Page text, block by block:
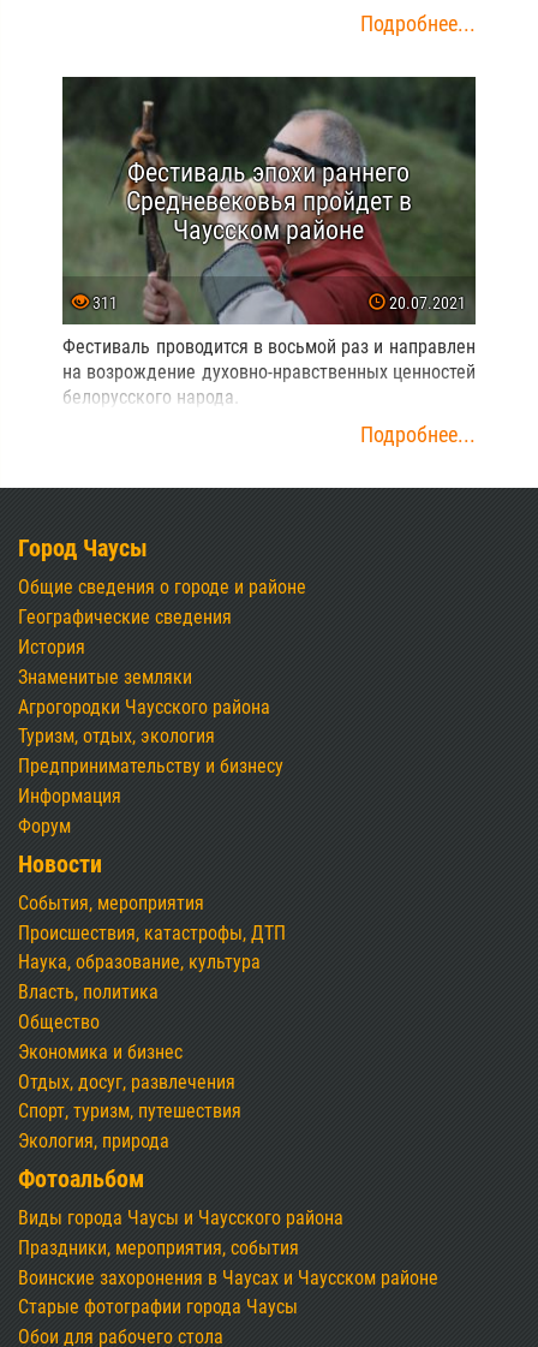
Подробнее...
Фестиваль эпохи раннего
Средневековья пройдет в
Чаусском районе
311 20.07.2021
Фестиваль проводится в восьмой раз и направлен
на возрождение духовно-нравственных ценностей
белорусского народа.
Подробнее...
Город Чаусы
Общие сведения о городе и районе
Географические сведения
История
Знаменитые земляки
Агрогородки Чаусского района
Туризм, отдых, экология
Предпринимательству и бизнесу
Информация
Форум
Новости
События, мероприятия
Происшествия, катастрофы, ДТП
Наука, образование, культура
Власть, политика
Общество
Экономика и бизнес
Отдых, досуг, развлечения
Спорт, туризм, путешествия
Экология, природа
Фотоальбом
Виды города Чаусы и Чаусского района
Праздники, мероприятия, события
Воинские захоронения в Чаусах и Чаусском районе
Старые фотографии города Чаусы
Обои для рабочего стола